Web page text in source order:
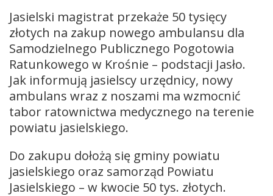
Jasielski magistrat przekaże 50 tysięcy
złotych na zakup nowego ambulansu dla
Samodzielnego Publicznego Pogotowia
Ratunkowego w Krośnie – podstacji Jasło.
Jak informują jasielscy urzędnicy, nowy
ambulans wraz z noszami ma wzmocnić
tabor ratownictwa medycznego na terenie
powiatu jasielskiego.
Do zakupu dołożą się gminy powiatu
jasielskiego oraz samorząd Powiatu
Jasielskiego – w kwocie 50 tys. złotych.